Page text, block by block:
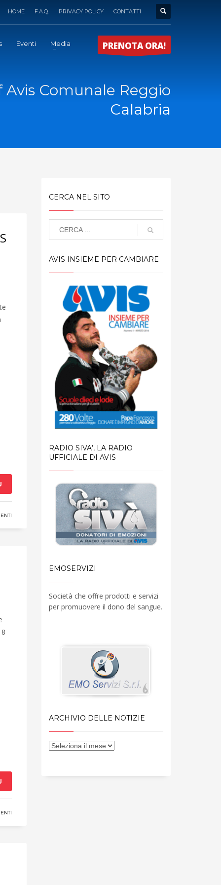
HOME F.A.Q. PRIVACY POLICY CONTATTI
Eventi Media PRENOTA ORA!
Avis Comunale Reggio
Calabria
CERCA NEL SITO
AVIS INSIEME PER CAMBIARE
RADIO SIVA’, LA RADIO
UFFICIALE DI AVIS
EMOSERVIZI
Società che offre prodotti e servizi
per promuovere il dono del sangue.
ARCHIVIO DELLE NOTIZIE